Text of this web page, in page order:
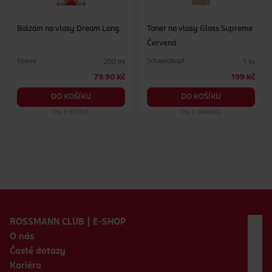
Balzám na vlasy Dream Long
Elseve 200 ml
79.90 Kč
DO KOŠÍKU
Obj. č.: 913829
Toner na vlasy Gloss Supreme
Červená
Schwarzkopf 1 ks
199 Kč
DO KOŠÍKU
Obj. č.: 1496802
ROSSMANN CLUB | E-SHOP
O nás
Časté dotazy
Kariéra